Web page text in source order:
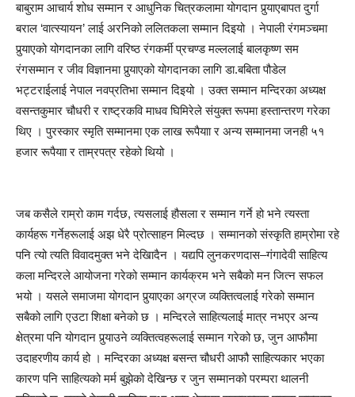
बाबुराम आचार्य शोध सम्मान र आधुनिक चित्रकलामा योगदान पुर्‍याएबापत दुर्गा
बराल ‘वात्स्यायन’ लाई अरनिको ललितकला सम्मान दिइयो । नेपाली रंगमञ्चमा
पुर्‍याएको योगदानका लागि वरिष्ठ रंगकर्मी प्रचण्ड मल्ललाई बालकृष्ण सम
रंगसम्मान र जीव विज्ञानमा पुर्‍याएको योगदानका लागि डा.बबिता पौडेल
भट्टराईलाई नेपाल नवप्रतिभा सम्मान दिइयो । उक्त सम्मान मन्दिरका अध्यक्ष
वसन्तकुमार चौधरी र राष्ट्रकवि माधव घिमिरेले संयुक्त रूपमा हस्तान्तरण गरेका
थिए । पुरस्कार स्मृति सम्मानमा एक लाख रूपैयाा र अन्य सम्मानमा जनही ५१
हजार रूपैयाा र ताम्रपत्र रहेको थियो ।
जब कसैले राम्रो काम गर्दछ, त्यसलाई हौसला र सम्मान गर्ने हो भने त्यस्ता
कार्यहरू गर्नेहरूलाई अझ धेरै प्रोत्साहन मिल्दछ । सम्मानको संस्कृति हाम्रोमा रहे
पनि त्यो त्यति विवादमुक्त भने देखिादैन । यद्यपि लुनकरणदास–गंगादेवी साहित्य
कला मन्दिरले आयोजना गरेको सम्मान कार्यक्रम भने सबैको मन जित्न सफल
भयो । यसले समाजमा योगदान पुर्‍याएका अग्रज व्यक्तित्वलाई गरेको सम्मान
सबैको लागि एउटा शिक्षा बनेको छ । मन्दिरले साहित्यलाई मात्र नभएर अन्य
क्षेत्रमा पनि योगदान पुर्‍याउने व्यक्तित्वहरूलाई सम्मान गरेको छ, जुन आफौमा
उदाहरणीय कार्य हो । मन्दिरका अध्यक्ष बसन्त चौधरी आफौ साहित्यकार भएका
कारण पनि साहित्यको मर्म बुझेको देखिन्छ र जुन सम्मानको परम्परा थालनी